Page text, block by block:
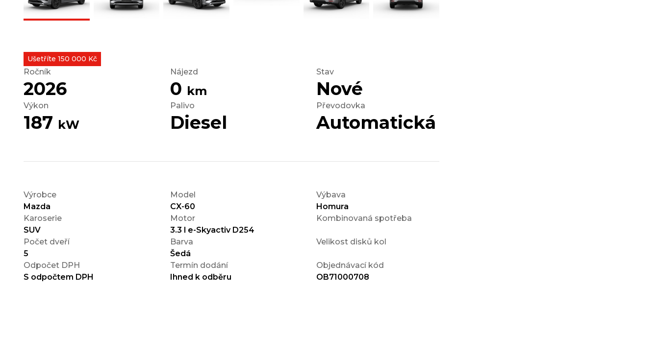
Ušetříte 150 000 Kč
Ročník
2026
Nájezd
0 km
Stav
Nové
Výkon
187 kW
Palivo
Diesel
Převodovka
Automatická
Výrobce
Mazda
Model
CX-60
Výbava
Homura
Karoserie
SUV
Motor
3.3 l e-Skyactiv D254
Kombinovaná spotřeba
Počet dveří
5
Barva
Šedá
Velikost disků kol
Odpočet DPH
S odpočtem DPH
Termín dodání
Ihned k odběru
Objednávací kód
OB71000708